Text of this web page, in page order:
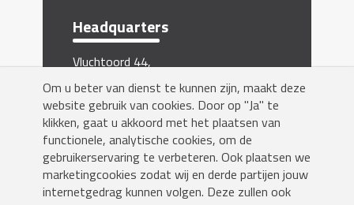
Om u beter van dienst te kunnen zijn, maakt deze
website gebruik van cookies. Door op "Ja" te
klikken, gaat u akkoord met het plaatsen van
functionele, analytische cookies, om de
gebruikerservaring te verbeteren. Ook plaatsen we
marketingcookies zodat wij en derde partijen jouw
internetgedrag kunnen volgen. Deze zullen ook
Headquarters
Vluchtoord 44,
Inschrijven nieuwsbrief